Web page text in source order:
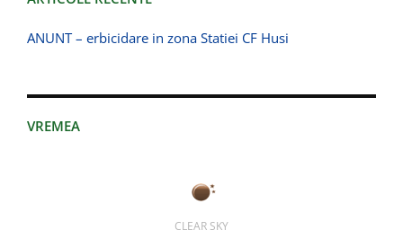
ANUNT – erbicidare in zona Statiei CF Husi
VREMEA
CLEAR SKY